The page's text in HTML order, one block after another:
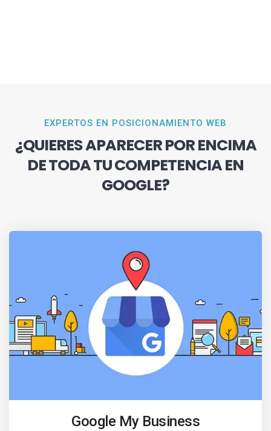
EXPERTOS EN POSICIONAMIENTO WEB
¿QUIERES APARECER POR ENCIMA
DE TODA TU COMPETENCIA EN
GOOGLE?
Google My Business